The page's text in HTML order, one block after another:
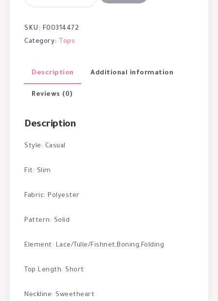
SKU: F00314472
Category: Tops
Description Additional information
Reviews (0)
Description
Style: Casual
Fit: Slim
Fabric: Polyester
Pattern: Solid
Element: Lace/Tulle/Fishnet,Boning,Folding
Top Length: Short
Neckline: Sweetheart